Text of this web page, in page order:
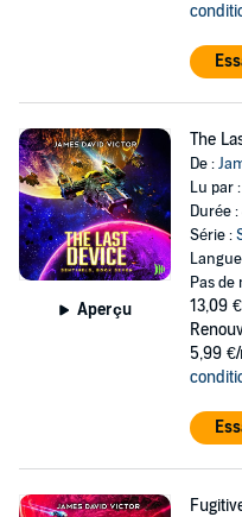
Aperçu
The
De :
Lu par :
Durée
Série :
Pas
13,09 €
5,99